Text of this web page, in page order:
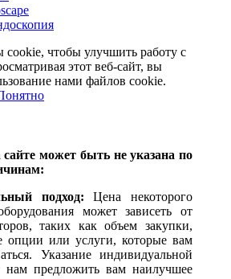
чтобы улучшить работу с
этот веб-сайт, вы
нами файлов cookie.
может быть не указана по
подход: Цена некоторого
может зависеть от
таких как объем закупки,
опции или услуги, которые вам
Указание индивидуальной
нам предложить вам наилучшее